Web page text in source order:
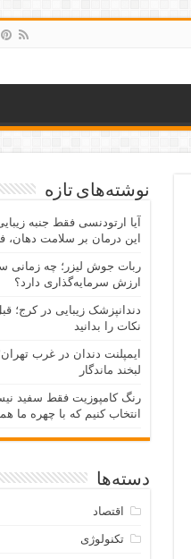
نوشته‌های تازه
آیا ارتودنسی فقط جنبه
این درمان بر سلامت
ربات جوش لیزر؛ چه زمانی
ارزش سرمایه‌گذاری دارد؟
دندانپزشک زیبایی در کرج؛
نکات را بدانید
ایمپلنت دندان در غرب
لبخند ماندگار
رنگ کامپوزیت فقط سفید
انتخاب کنیم که با چهره ما
دسته‌ها
اقتصاد
تکنولوژی